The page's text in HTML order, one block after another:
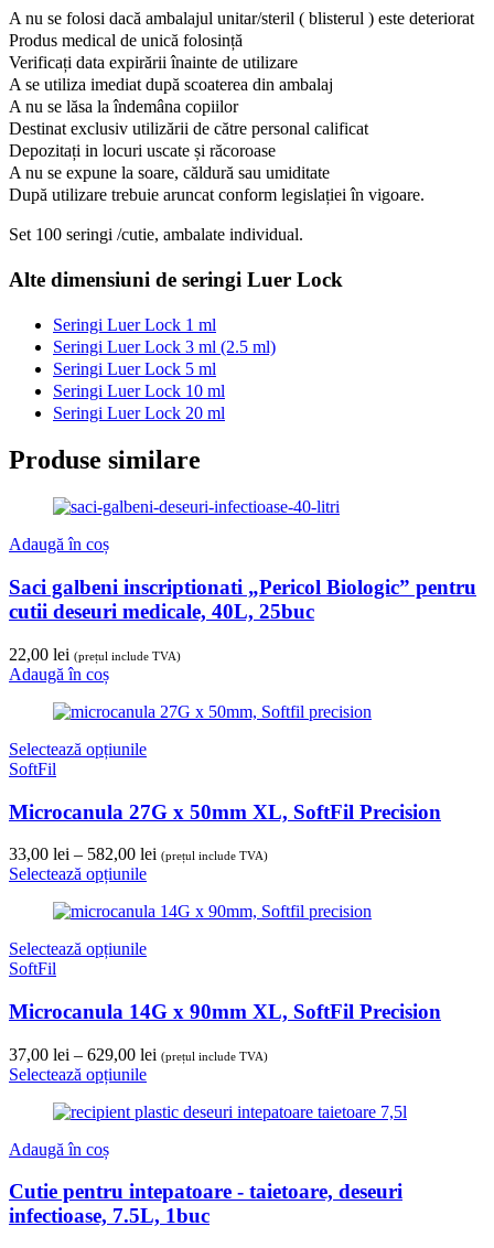
A nu se folosi dacă ambalajul unitar/steril ( blisterul ) este deteriorat
Produs medical de unică folosință
Verificați data expirării înainte de utilizare
A se utiliza imediat după scoaterea din ambalaj
A nu se lăsa la îndemâna copiilor
Destinat exclusiv utilizării de către personal calificat
Depozitați in locuri uscate și răcoroase
A nu se expune la soare, căldură sau umiditate
După utilizare trebuie aruncat conform legislației în vigoare.
Set 100 seringi /cutie, ambalate individual.
Alte dimensiuni de seringi Luer Lock
Seringi Luer Lock 1 ml
Seringi Luer Lock 3 ml (2.5 ml)
Seringi Luer Lock 5 ml
Seringi Luer Lock 10 ml
Seringi Luer Lock 20 ml
Produse similare
Adaugă în coș
Saci galbeni inscriptionati „Pericol Biologic” pentru
cutii deseuri medicale, 40L, 25buc
22,00 lei (prețul include TVA)
Adaugă în coș
Selectează opțiunile
SoftFil
Microcanula 27G x 50mm XL, SoftFil Precision
33,00 lei – 582,00 lei Interval
33,00 lei
(prețul include TVA)
Selectează opțiunile
Selectează opțiunile
SoftFil
Microcanula 14G x 90mm XL, SoftFil Precision
37,00 lei – 629,00 lei Interval
37,00 lei
(prețul include TVA)
Selectează opțiunile
Adaugă în coș
Cutie pentru intepatoare - taietoare, deseuri
infectioase, 7.5L, 1buc